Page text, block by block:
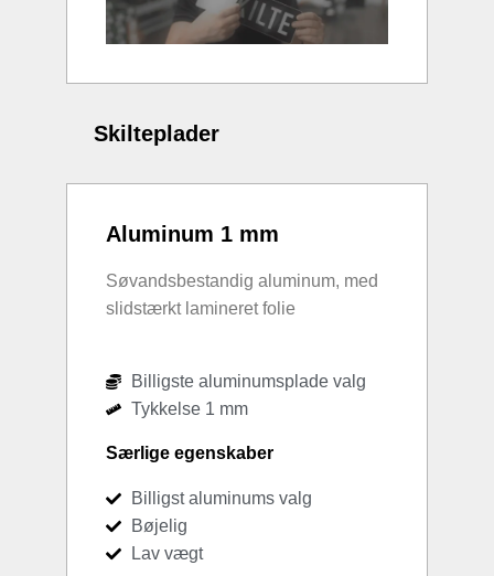
Skilteplader
Aluminum 1 mm
Søvandsbestandig aluminum, med
slidstærkt lamineret folie
Billigste aluminumsplade valg
Tykkelse 1 mm
Særlige egenskaber
Billigst aluminums valg
Bøjelig
Lav vægt